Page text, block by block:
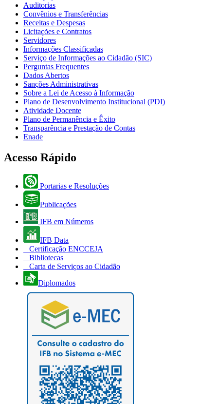
Auditorias
Convênios e Transferências
Receitas e Despesas
Licitações e Contratos
Servidores
Informações Classificadas
Serviço de Informações ao Cidadão (SIC)
Perguntas Frequentes
Dados Abertos
Sanções Administrativas
Sobre a Lei de Acesso à Informação
Plano de Desenvolvimento Institucional (PDI)
Atividade Docente
Plano de Permanência e Êxito
Transparência e Prestação de Contas
Enade
Acesso Rápido
Portarias e Resoluções
Publicações
IFB em Números
IFB Data
Certificação ENCCEJA
Bibliotecas
Carta de Serviços ao Cidadão
Diplomados